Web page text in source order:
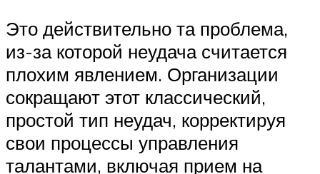
Это действительно та проблема,
из-за которой неудача считается
плохим явлением. Организации
сокращают этот классический,
простой тип неудач, корректируя
свои процессы управления
талантами, включая прием на